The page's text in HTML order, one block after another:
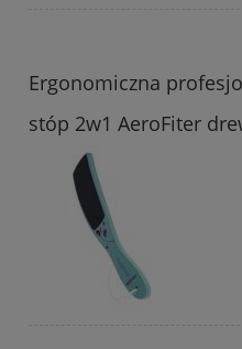
Ergonomiczna
stóp 2w1 AeroFiter